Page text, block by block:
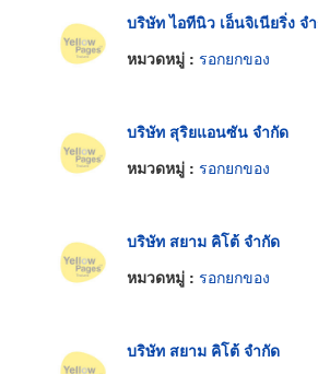
บริษัท ไอทีนิว เอ็นจิเนียริ่ง จ
หมวดหมู่ : รอกยกของ
บริษัท สุริยแอนซัน จำกัด
หมวดหมู่ : รอกยกของ
บริษัท สยาม คิโต้ จำกัด
หมวดหมู่ : รอกยกของ
บริษัท สยาม คิโต้ จำกัด